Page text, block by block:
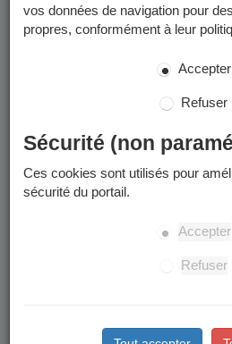
vos données de navigation pour
propres, conformément à leur
Accepter
Refuser
Sécurité (non
Ces cookies sont utilisés pour
sécurité du portail.
Accepter
Refuser